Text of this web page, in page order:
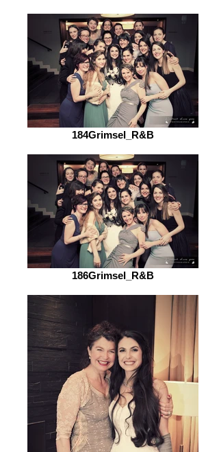
184Grimsel_R&B
186Grimsel_R&B